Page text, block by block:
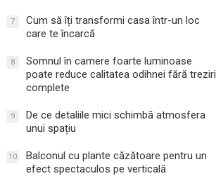
7
Cum să îți transformi casa într-un loc
care te încarcă
8
Somnul în camere foarte luminoase
poate reduce calitatea odihnei fără treziri
complete
9
De ce detaliile mici schimbă atmosfera
unui spațiu
10
Balconul cu plante căzătoare pentru un
efect spectaculos pe verticală